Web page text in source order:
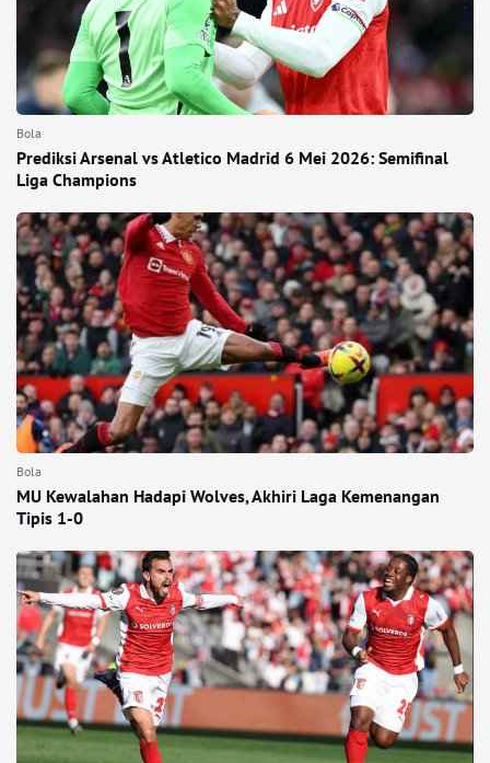
Bola
Prediksi Arsenal vs Atletico Madrid 6 Mei 2026: Semifinal
Liga Champions
Bola
MU Kewalahan Hadapi Wolves, Akhiri Laga Kemenangan
Tipis 1-0